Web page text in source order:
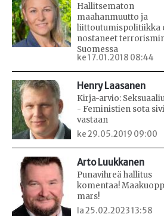
Hallitsematon
maahanmuutto ja
liittoutumispolitiikka
nostaneet
Suomessa
ke 17.01.2018 08:44
Henry Laasanen
Kirja-arvio:
- Feministien sota
vastaan
ke 29.05.2019 09:00
Arto Luukkanen
Punavihreä hallitus
komentaa!
mars!
la 25.02.2023 13:58